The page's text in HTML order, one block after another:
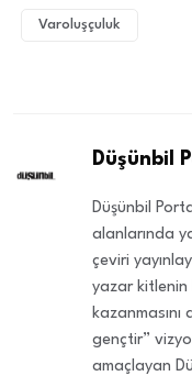
Varoluşçuluk
Düşünbil
Düşünbil
alanlarında
çeviri
yazar kitlenin
kazanmasını
gençtir”
amaçlayan